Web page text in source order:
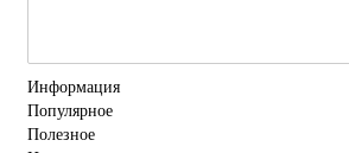
Информация
Популярное
Полезное